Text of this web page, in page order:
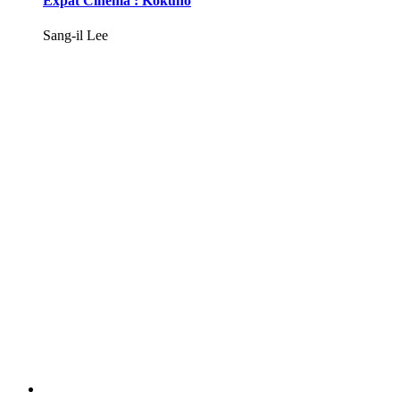
Sang-il Lee